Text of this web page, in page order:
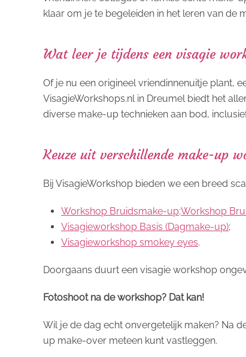
klaar om je te begeleiden in het leren van de
Wat leer je tijdens een visagie
Of je nu een origineel vriendinnenuitje plant,
VisagieWorkshops.nl in Dreumel biedt het
diverse make-up technieken aan bod,
Keuze uit verschillende make-up
Bij VisagieWorkshop bieden we een breed
Workshop Bruidsmake-up;Workshop
Visagieworkshop Basis (Dagmake-up);
Visagieworkshop smokey eyes.
Doorgaans duurt een visagie workshop
Fotoshoot na de workshop? Dat kan!
Wil je de dag echt onvergetelijk maken? Na
up make-over meteen kunt vastleggen.